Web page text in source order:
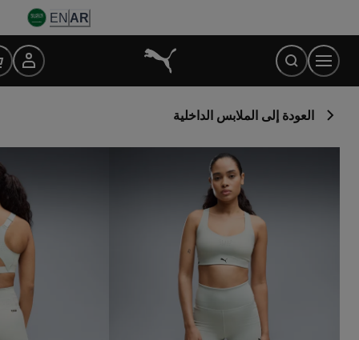
Content
AR
EN
العودة إلى الملابس الداخلية